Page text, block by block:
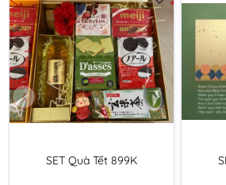
SET Quà Tết 899K